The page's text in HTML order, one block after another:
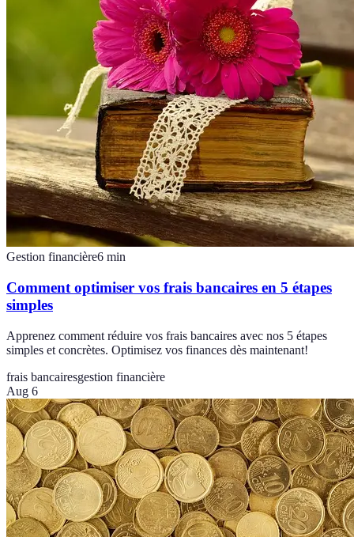
Gestion financière6 min
Comment optimiser vos frais bancaires en 5 étapes
simples
Apprenez comment réduire vos frais bancaires avec nos 5 étapes
simples et concrètes. Optimisez vos finances dès maintenant!
frais bancairesgestion financière
Aug 6